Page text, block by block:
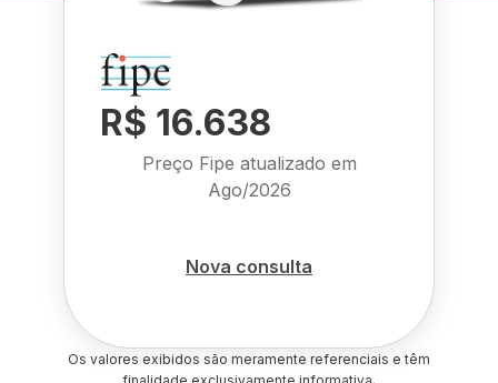
R$ 16.638
Preço Fipe atualizado em
Ago/2026
Nova consulta
Os valores exibidos são meramente referenciais e têm